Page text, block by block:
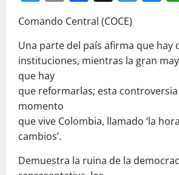
Comando Central (COCE)
Una parte del país afirma que hay
instituciones, mientras la gran
que hay
que reformarlas; esta
momento
que vive Colombia, llamado ‘la
cambios’.
Demuestra la ruina de la